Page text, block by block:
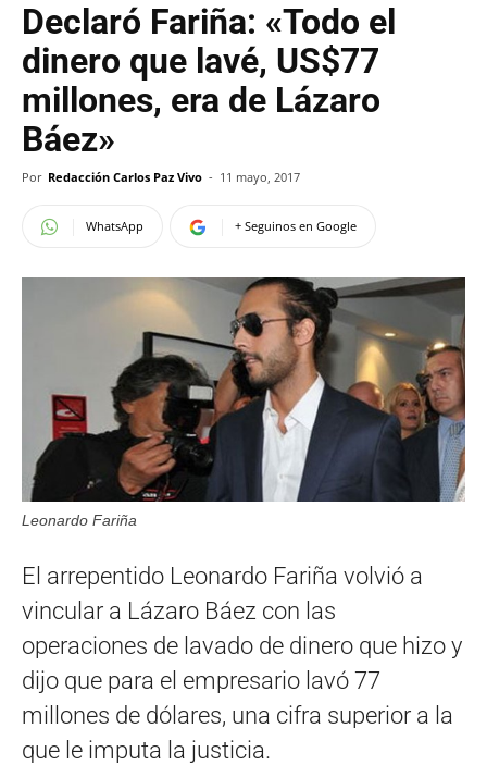
Declaró Fariña: «Todo el
dinero que lavé, US$77
millones, era de Lázaro
Báez»
Por Redacción Carlos Paz Vivo - 11 mayo, 2017
WhatsApp + Seguinos en Google
Leonardo Fariña
El arrepentido Leonardo Fariña volvió a
vincular a Lázaro Báez con las
operaciones de lavado de dinero que hizo y
dijo que para el empresario lavó 77
millones de dólares, una cifra superior a la
que le imputa la justicia.